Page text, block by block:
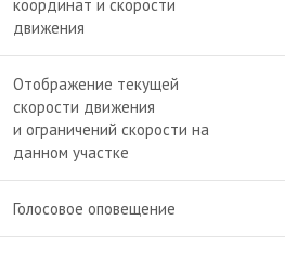
координат и скорости
движения
Отображение текущей
скорости движения
и ограничений скорости на
данном участке
Голосовое оповещение